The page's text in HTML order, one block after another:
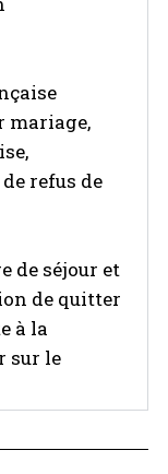
mariage,
refus de
de séjour et
de quitter
à la
sur le